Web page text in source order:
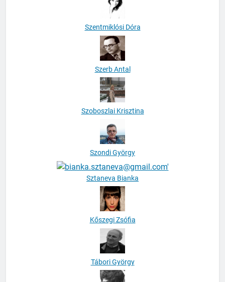
Szentmiklósi Dóra
Szerb Antal
Szoboszlai Krisztina
Szondi György
Kőszegi Zsófia
Tábori György